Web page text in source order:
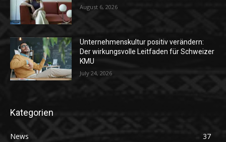
August 6, 2026
Unternehmenskultur positiv verändern:
Der wirkungsvolle Leitfaden für Schweizer
KMU
July 24, 2026
Kategorien
News
37